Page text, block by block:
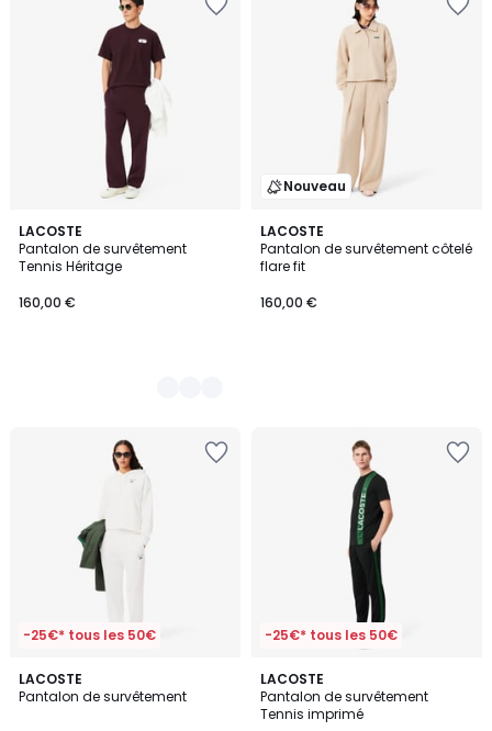
LACOSTE
Pantalon de survêtement
Tennis Héritage
160,00 €
2
Couleurs
Nouveau
LACOSTE
Pantalon de survêtement côtelé
flare fit
160,00 €
-25€* tous les 50€
LACOSTE
Pantalon de survêtement
-25€* tous les 50€
LACOSTE
Pantalon de survêtement
Tennis imprimé
2
Couleurs